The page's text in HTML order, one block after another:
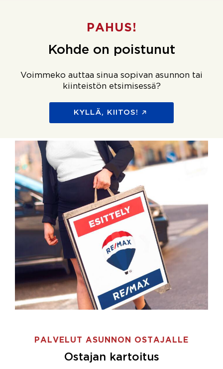
PAHUS!
Kohde on poistunut
Voimmeko auttaa sinua sopivan asunnon tai
kiinteistön etsimisessä?
KYLLÄ, KIITOS!
PALVELUT ASUNNON OSTAJALLE
Ostajan kartoitus